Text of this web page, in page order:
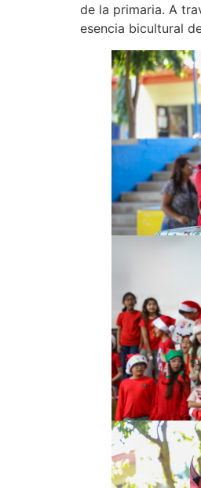
de la primaria. A
esencia bicultural